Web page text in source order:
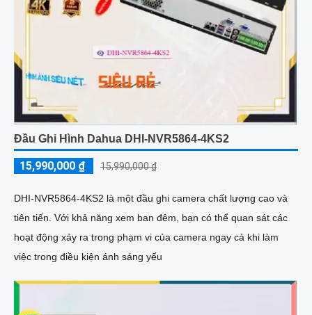
Đầu Ghi Hình Dahua DHI-NVR5864-4KS2
15,990,000 ₫ 15,990,000 ₫
DHI-NVR5864-4KS2 là một đầu ghi camera chất lượng cao và
tiên tiến. Với khả năng xem ban đêm, bạn có thể quan sát các
hoạt động xảy ra trong phạm vi của camera ngay cả khi làm
việc trong điều kiện ánh sáng yếu